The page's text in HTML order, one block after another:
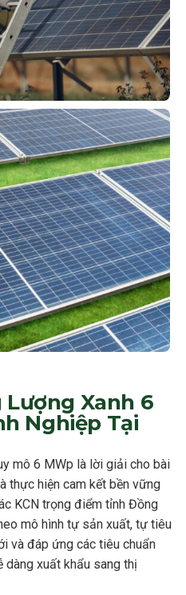
Lượng Xanh 6
Nghiệp Tại
mô 6 MWp là lời giải cho bài
thực hiện cam kết bền vững
KCN trọng điểm tỉnh Đồng
mô hình tự sản xuất, tự tiêu
và đáp ứng các tiêu chuẩn
dàng xuất khẩu sang thị